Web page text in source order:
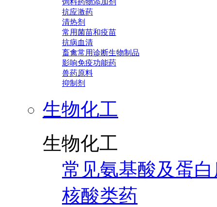
饲料药物添加剂
抗应激药
清热剂
常用菌苗和疫苗
抗病血清
畜禽常用诊断生物制品
影响免疫功能药
兽药原料
抑制剂
生物化工
生物化工
常见氨基酸及蛋
核酸类药